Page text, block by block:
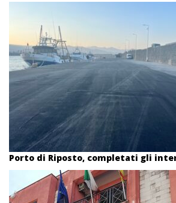
Porto di Riposto, completati gli